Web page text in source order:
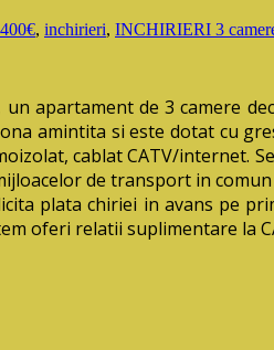
, inchirieri, INCHIRIERI 3
un apartament de 3 camere
amintita si este dotat cu
cablat CATV/internet.
de transport in
plata chiriei in avans pe
oferi relatii suplimentare la